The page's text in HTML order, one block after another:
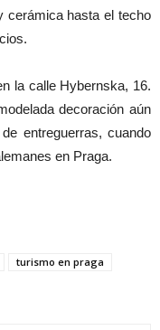
cerámica hasta el techo
la calle Hybernska, 16.
decoración aún
entreguerras, cuando
en Praga.
turismo en praga